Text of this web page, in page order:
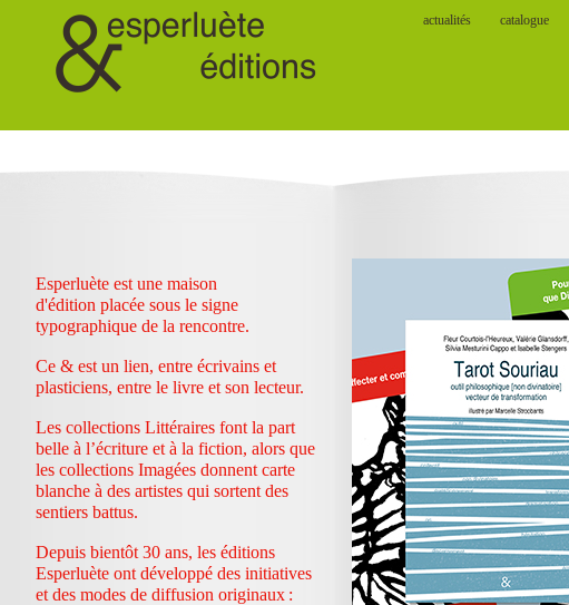
actualités catalogue
Esperluète est une maison
d'édition placée sous le signe
typographique de la rencontre.
Ce & est un lien, entre écrivains et
plasticiens, entre le livre et son lecteur.
Les collections Littéraires font la part
belle à l’écriture et à la fiction, alors que
les collections Imagées donnent carte
blanche à des artistes qui sortent des
sentiers battus.
Depuis bientôt 30 ans, les éditions
Esperluète ont développé des initiatives
et des modes de diffusion originaux :